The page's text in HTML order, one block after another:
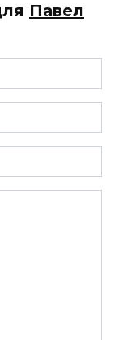
Павел